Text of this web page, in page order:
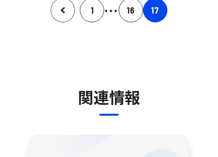
1 … 16 17
関連情報